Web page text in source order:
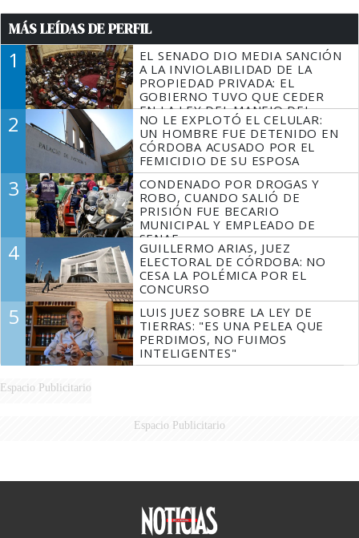
MÁS LEÍDAS DE PERFIL
1
EL SENADO DIO MEDIA SANCIÓN
A LA INVIOLABILIDAD DE LA
PROPIEDAD PRIVADA: EL
GOBIERNO TUVO QUE CEDER
EN LA LEY DEL MANEJO DEL
FUEGO
2
NO LE EXPLOTÓ EL CELULAR:
UN HOMBRE FUE DETENIDO EN
CÓRDOBA ACUSADO POR EL
FEMICIDIO DE SU ESPOSA
3
CONDENADO POR DROGAS Y
ROBO, CUANDO SALIÓ DE
PRISIÓN FUE BECARIO
MUNICIPAL Y EMPLEADO DE
SENAF
4
GUILLERMO ARIAS, JUEZ
ELECTORAL DE CÓRDOBA: NO
CESA LA POLÉMICA POR EL
CONCURSO
5
LUIS JUEZ SOBRE LA LEY DE
TIERRAS: "ES UNA PELEA QUE
PERDIMOS, NO FUIMOS
INTELIGENTES"
Espacio Publicitario
Espacio Publicitario